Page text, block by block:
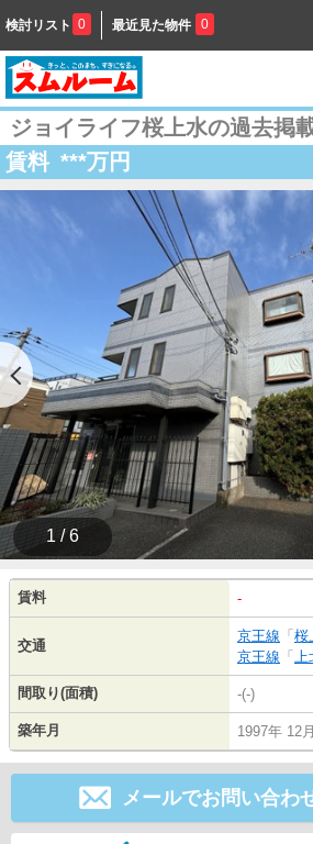
検討リスト 0 最近見た物件 0
ジョイライフ桜上水の過去掲
賃料 ***万円
1 / 6
賃料 -
交通
京王線 「 桜
京王線 「 上
間取り(面積) -(-)
築年月 1997年 12
メールでお問い合わ